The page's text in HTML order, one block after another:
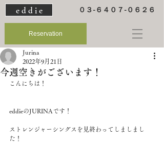
e d d i e ０３-６４０７-０６２６
Reservation
今週空きがございます！
Jurina
2022年9月21日
こんにちは！
eddieのJURINAです！
ストレンジャーシングスを見終わってしましまし
た！